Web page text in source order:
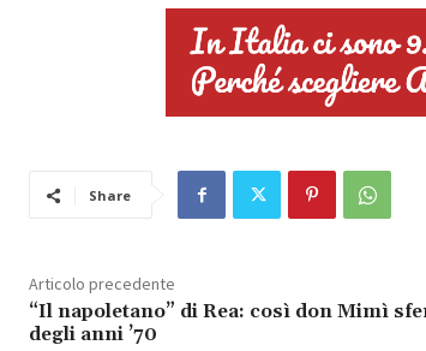
Share
Articolo precedente
“Il napoletano” di Rea: così don Mimì
degli anni ’70